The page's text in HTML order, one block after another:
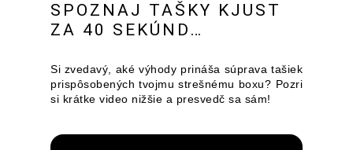
SPOZNAJ TAŠKY KJUST
ZA 40 SEKÚND…
Si zvedavý, aké výhody prináša súprava tašiek
prispôsobených tvojmu strešnému boxu? Pozri
si krátke video nižšie a presvedč sa sám!